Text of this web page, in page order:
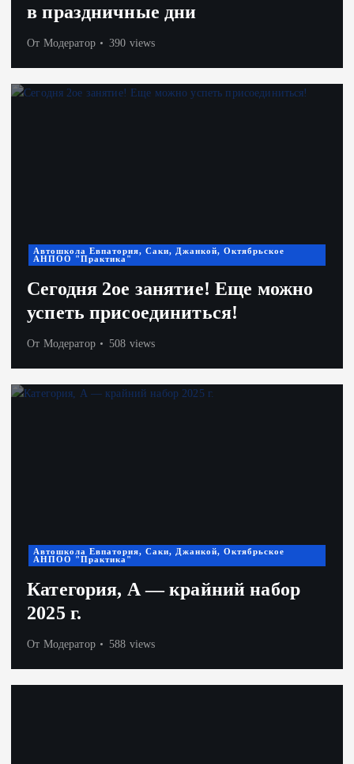
в праздничные дни
От Модератор 390 views
Автошкола Евпатория, Саки, Джанкой, Октябрьское
АНПОО "Практика"
Сегодня 2ое занятие! Еще можно
успеть присоединиться!
От Модератор 508 views
Автошкола Евпатория, Саки, Джанкой, Октябрьское
АНПОО "Практика"
Категория, А — крайний набор
2025 г.
От Модератор 588 views